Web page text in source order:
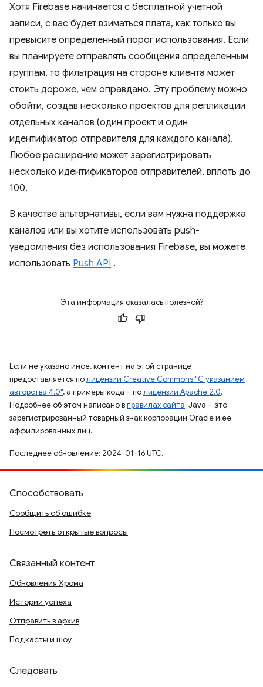
Хотя Firebase начинается с бесплатной учетной
записи, с вас будет взиматься плата, как только вы
превысите определенный порог использования. Если
вы планируете отправлять сообщения определенным
группам, то фильтрация на стороне клиента может
стоить дороже, чем оправдано. Эту проблему можно
обойти, создав несколько проектов для репликации
отдельных каналов (один проект и один
идентификатор отправителя для каждого канала).
Любое расширение может зарегистрировать
несколько идентификаторов отправителей, вплоть до
100.
В качестве альтернативы, если вам нужна поддержка
каналов или вы хотите использовать push-
уведомления без использования Firebase, вы можете
использовать Push API .
Эта информация оказалась полезной?
Если не указано иное, контент на этой странице
предоставляется полицензии Creative Commons "С указанием
авторства 4.0", а примеры кода – полицензии Apache 2.0.
Подробнее об этом написано вправилах сайта. Java – это
зарегистрированный товарный знак корпорации Oracle и ее
аффилированных лиц.
Последнее обновление: 2024-01-16 UTC.
Способствовать
Сообщить об ошибке
Посмотреть открытые вопросы
Связанный контент
Обновления Хрома
Истории успеха
Отправить в архив
Подкасты и шоу
Следовать